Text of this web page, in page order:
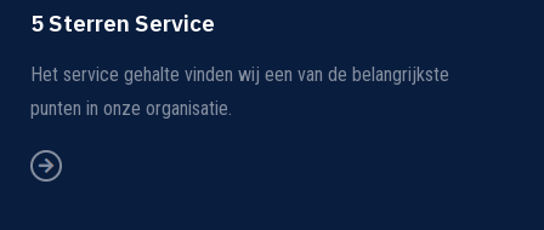
5 Sterren Service
Het service gehalte vinden wij een van de belangrijkste
punten in onze organisatie.